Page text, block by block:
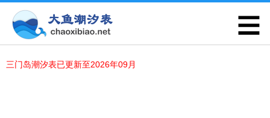
三门岛潮汐表已更新至2026年09月